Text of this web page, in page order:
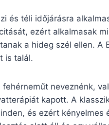
és téli időjárásra
ezért alkalmasak
a hideg szél ellen. A
is talál.
fehérneműt neveznénk,
kapott. A
és ezért kényelmes